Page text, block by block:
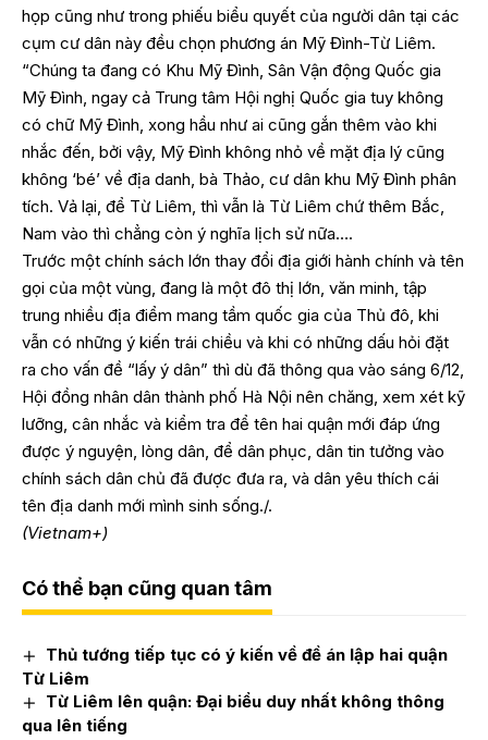
họp cũng như trong phiếu biểu quyết của người dân tại các
cụm cư dân này đều chọn phương án Mỹ Đình-Từ Liêm.
“Chúng ta đang có Khu Mỹ Đình, Sân Vận động Quốc gia
Mỹ Đình, ngay cả Trung tâm Hội nghị Quốc gia tuy không
có chữ Mỹ Đình, xong hầu như ai cũng gắn thêm vào khi
nhắc đến, bởi vậy, Mỹ Đình không nhỏ về mặt địa lý cũng
không ‘bé’ về địa danh, bà Thảo, cư dân khu Mỹ Đình phân
tích. Vả lại, để Từ Liêm, thì vẫn là Từ Liêm chứ thêm Bắc,
Nam vào thì chẳng còn ý nghĩa lịch sử nữa….
Trước một chính sách lớn thay đổi địa giới hành chính và tên
gọi của một vùng, đang là một đô thị lớn, văn minh, tập
trung nhiều địa điểm mang tầm quốc gia của Thủ đô, khi
vẫn có những ý kiến trái chiều và khi có những dấu hỏi đặt
ra cho vấn đề “lấy ý dân” thì dù đã thông qua vào sáng 6/12,
Hội đồng nhân dân thành phố Hà Nội nên chăng, xem xét kỹ
lưỡng, cân nhắc và kiểm tra để tên hai quận mới đáp ứng
được ý nguyện, lòng dân, để dân phục, dân tin tưởng vào
chính sách dân chủ đã được đưa ra, và dân yêu thích cái
tên địa danh mới mình sinh sống./.
(Vietnam+)
Có thể bạn cũng quan tâm
Thủ tướng tiếp tục có ý kiến về đề án lập hai quận
Từ Liêm
Từ Liêm lên quận: Đại biểu duy nhất không thông
qua lên tiếng